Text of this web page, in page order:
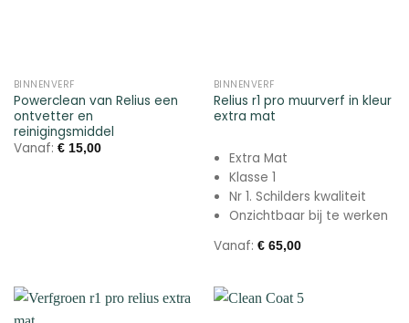
BINNENVERF
Powerclean van Relius een
ontvetter en
reinigingsmiddel
Vanaf: €15,00
BINNENVERF
Relius r1 pro muurverf in kleur
extra mat
Extra Mat
Klasse 1
Nr 1. Schilders kwaliteit
Onzichtbaar bij te werken
Vanaf: €65,00